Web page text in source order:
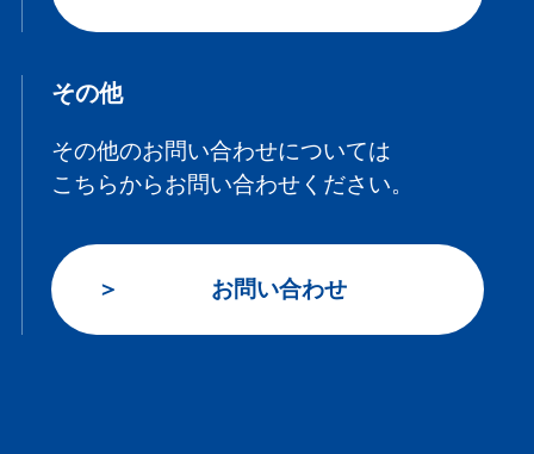
その他
その他のお問い合わせについては
こちらからお問い合わせください。
お問い合わせ